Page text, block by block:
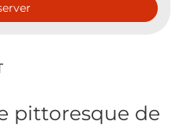
pittoresque de